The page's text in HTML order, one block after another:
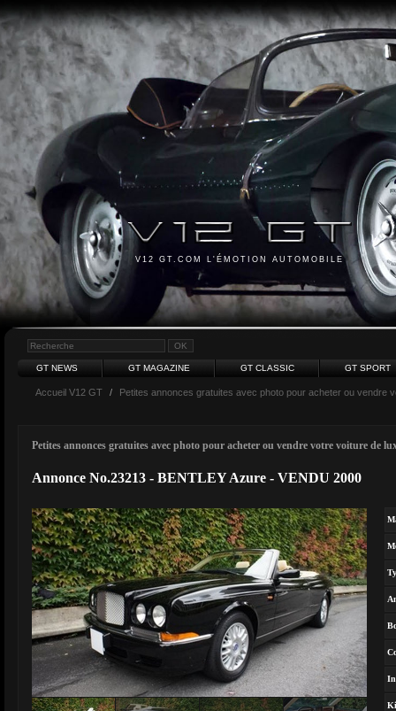
V12 GT.COM L'ÉMOTION AUTOMOBILE
GT NEWS GT MAGAZINE GT CLASSIC GT SPORT
Accueil V12 GT / Petites annonces gratuites avec photo pour acheter ou vendre
Petites annonces gratuites avec photo pour acheter ou vendre votre voiture de
Annonce No.23213 - BENTLEY Azure - VENDU 2000